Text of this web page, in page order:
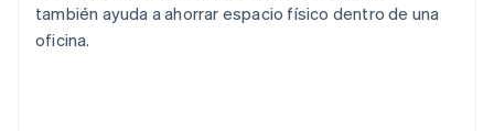
también ayuda a ahorrar espacio físico dentro de una
oficina.